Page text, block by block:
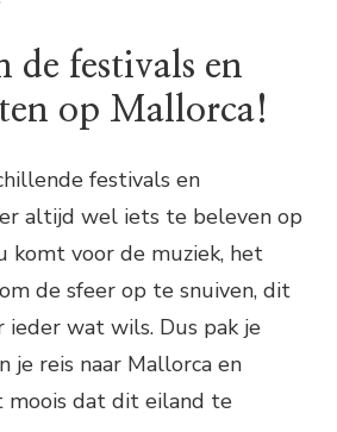
de festivals en
op Mallorca!
festivals en
altijd wel iets te beleven op
komt voor de muziek, het
de sfeer op te snuiven, dit
ieder wat wils. Dus pak je
je reis naar Mallorca en
moois dat dit eiland te